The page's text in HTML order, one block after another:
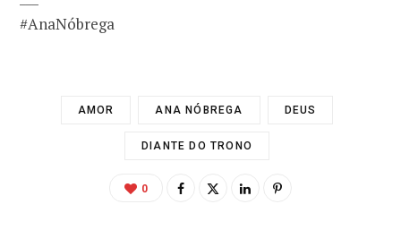
#AnaNóbrega
AMOR ANA NÓBREGA DEUS
DIANTE DO TRONO
0